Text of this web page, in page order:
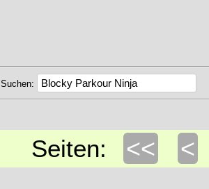
Suchen:
Seiten: << <